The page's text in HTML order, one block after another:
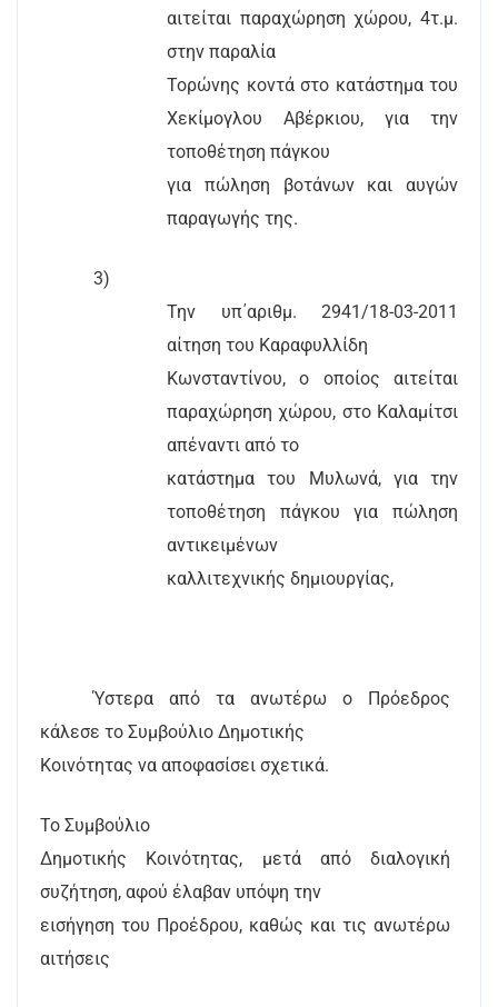
αιτείται παραχώρηση χώρου, 4τ.μ.
στην παραλία
Τορώνης κοντά στο κατάστημα του
Χεκίμογλου Αβέρκιου, για την
τοποθέτηση πάγκου
για πώληση βοτάνων και αυγών
παραγωγής της.
3)
Την υπ΄αριθμ. 2941/18-03-2011
αίτηση του Καραφυλλίδη
Κωνσταντίνου, ο οποίος αιτείται
παραχώρηση χώρου, στο Καλαμίτσι
απέναντι από το
κατάστημα του Μυλωνά, για την
τοποθέτηση πάγκου για πώληση
αντικειμένων
καλλιτεχνικής δημιουργίας,
Ύστερα από τα ανωτέρω ο Πρόεδρος
κάλεσε το Συμβούλιο Δημοτικής
Κοινότητας να αποφασίσει σχετικά.
Το Συμβούλιο
Δημοτικής Κοινότητας, μετά από διαλογική
συζήτηση, αφού έλαβαν υπόψη την
εισήγηση του Προέδρου, καθώς και τις ανωτέρω
αιτήσεις